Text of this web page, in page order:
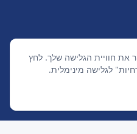
את חוויית הגלישה שלך. לחץ
לגלישה מינימלית.